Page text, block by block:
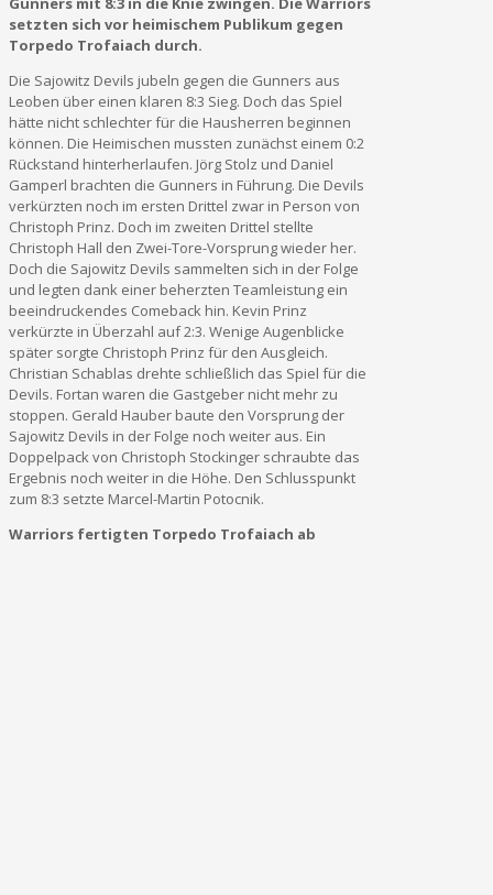
setzten sich vor heimischem Publikum gegen
Torpedo Trofaiach durch.
Die Sajowitz Devils jubeln gegen die Gunners aus
Leoben über einen klaren 8:3 Sieg. Doch das Spiel
hätte nicht schlechter für die Hausherren beginnen
können. Die Heimischen mussten zunächst einem 0:2
Rückstand hinterherlaufen. Jörg Stolz und Daniel
Gamperl brachten die Gunners in Führung. Die Devils
verkürzten noch im ersten Drittel zwar in Person von
Christoph Prinz. Doch im zweiten Drittel stellte
Christoph Hall den Zwei-Tore-Vorsprung wieder her.
Doch die Sajowitz Devils sammelten sich in der Folge
und legten dank einer beherzten Teamleistung ein
beeindruckendes Comeback hin. Kevin Prinz
verkürzte in Überzahl auf 2:3. Wenige Augenblicke
später sorgte Christoph Prinz für den Ausgleich.
Christian Schablas drehte schließlich das Spiel für die
Devils. Fortan waren die Gastgeber nicht mehr zu
stoppen. Gerald Hauber baute den Vorsprung der
Sajowitz Devils in der Folge noch weiter aus. Ein
Doppelpack von Christoph Stockinger schraubte das
Ergebnis noch weiter in die Höhe. Den Schlusspunkt
zum 8:3 setzte Marcel-Martin Potocnik.
Warriors fertigten Torpedo Trofaiach ab